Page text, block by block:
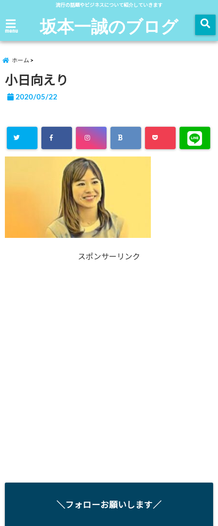
流行の話題やビジネスについて紹介していきます
menu 坂本一誠のブログ
ホーム
小日向えり
2020/05/22
スポンサーリンク
＼フォローお願いします／